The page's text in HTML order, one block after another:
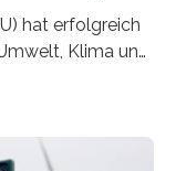
hat erfolgreich
Klima und
in
ist die